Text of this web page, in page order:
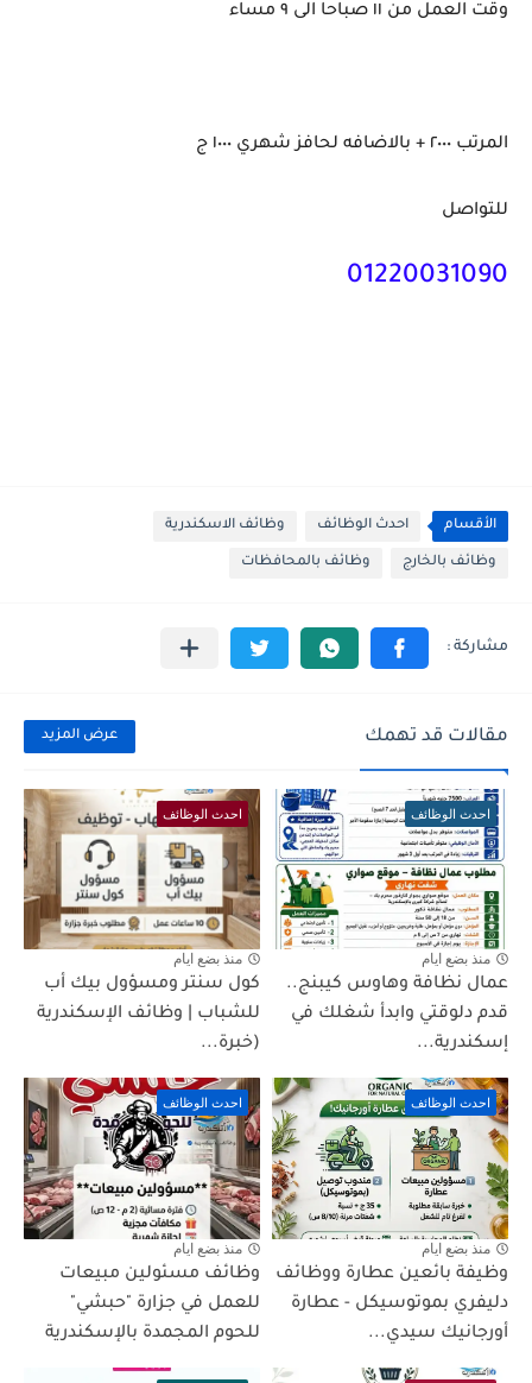
وقت العمل من ١١ صباحا الى ٩ مساء
المرتب ٢٠٠٠ + بالاضافه لحافز شهري ١٠٠٠ ج
للتواصل
01220031090
الأقسام احدث الوظائف وظائف الاسكندرية
وظائف بالخارج وظائف بالمحافظات
مقالات قد تهمك عرض المزيد
احدث الوظائف
منذ بضع ايام
عمال نظافة وهاوس كيبنج..
قدم دلوقتي وابدأ شغلك في
إسكندرية...
احدث الوظائف
منذ بضع ايام
كول سنتر ومسؤول بيك أب
للشباب | وظائف الإسكندرية
(خبرة...
احدث الوظائف
منذ بضع ايام
وظيفة بائعين عطارة ووظائف
دليفري بموتوسيكل - عطارة
أورجانيك سيدي...
احدث الوظائف
منذ بضع ايام
وظائف مسئولين مبيعات
للعمل في جزارة "حبشي"
للحوم المجمدة بالإسكندرية